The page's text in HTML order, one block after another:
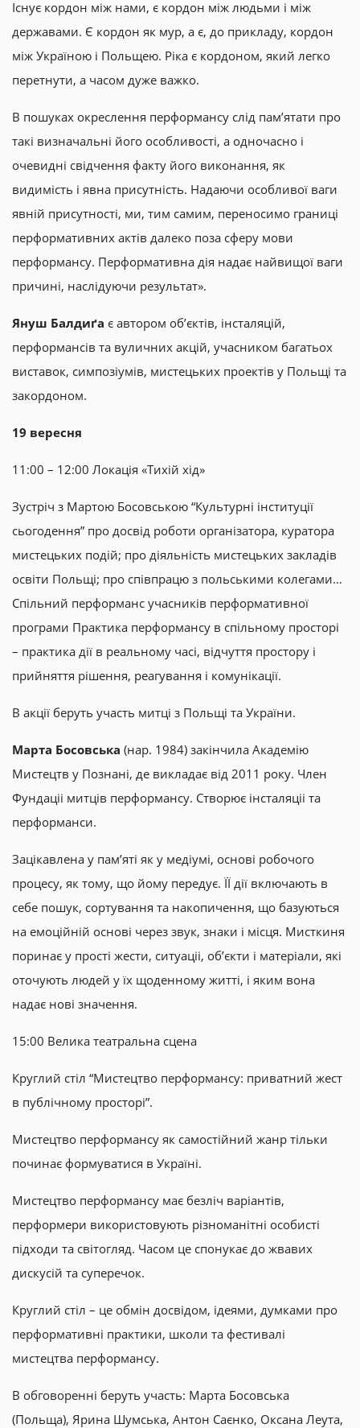
Існує кордон між нами, є кордон між людьми і між
державами. Є кордон як мур, а є, до прикладу, кордон
між Україною і Польщею. Ріка є кордоном, який легко
перетнути, а часом дуже важко.
В пошуках окреслення перформансу слід пам’ятати про
такі визначальні його особливості, а одночасно і
очевидні свідчення факту його виконання, як
видимість і явна присутність. Надаючи особливої ваги
явній присутності, ми, тим самим, переносимо границі
перформативних актів далеко поза сферу мови
перформансу. Перформативна дія надає найвищої ваги
причині, наслідуючи результат».
Януш Балдиґа є автором об’єктів, інсталяцій,
перформансів та вуличних акцій, учасником багатьох
виставок, симпозіумів, мистецьких проектів у Польщі та
закордоном.
19 вересня
11:00 – 12:00 Локація «Тихій хід»
Зустріч з Мартою Босовською “Культурні інституції
сьогодення” про досвід роботи організатора, куратора
мистецьких подій; про діяльність мистецьких закладів
освіти Польщі; про співпрацю з польськими колегами…
Спільний перформанс учасників перформативної
програми Практика перформансу в спільному просторі
– практика дії в реальному часі, відчуття простору і
прийняття рішення, реагування і комунікації.
В акції беруть участь митці з Польщі та України.
Марта Босовська (нар. 1984) закінчила Академію
Мистецтв у Познані, де викладає від 2011 року. Член
Фундаціі митців перформансу. Створює інсталяціі та
перформанси.
Зацікавлена у пам’яті як у медіумі, основі робочого
процесу, як тому, що йому передує. ЇЇ дії включають в
себе пошук, сортування та накопичення, що базуються
на емоційній основі через звук, знаки і місця. Мисткиня
поринає у прості жести, ситуаціі, об’єкти і матеріали, які
оточують людей у їх щоденному житті, і яким вона
надає нові значення.
15:00 Велика театральна сцена
Круглий стіл “Мистецтво перформансу: приватний жест
в публічному просторі”.
Мистецтво перформансу як самостійний жанр тільки
починає формуватися в Україні.
Мистецтво перформансу має безліч варіантів,
перформери використовують різноманітні особисті
підходи та світогляд. Часом це спонукає до жвавих
дискусій та суперечок.
Круглий стіл – це обмін досвідом, ідеями, думками про
перформативні практики, школи та фестивалі
мистецтва перформансу.
В обговоренні беруть участь: Марта Босовська
(Польща), Ярина Шумська, Антон Саєнко, Оксана Леута,